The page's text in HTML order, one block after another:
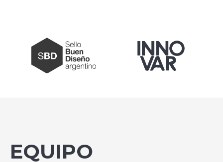
EQUIPO